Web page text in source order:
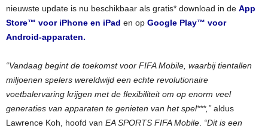
nieuwste update is nu beschikbaar als gratis* download in de App
Store™ voor iPhone en iPad en op Google Play™ voor
Android-apparaten.
“Vandaag begint de toekomst voor FIFA Mobile, waarbij tientallen
miljoenen spelers wereldwijd een echte revolutionaire
voetbalervaring krijgen met de flexibiliteit om op enorm veel
generaties van apparaten te genieten van het spel***,” aldus
Lawrence Koh, hoofd van EA SPORTS FIFA Mobile “Dit is een